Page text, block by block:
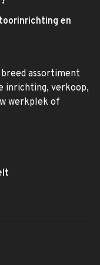
en
assortiment
inrichting, verkoop,
werkplek of